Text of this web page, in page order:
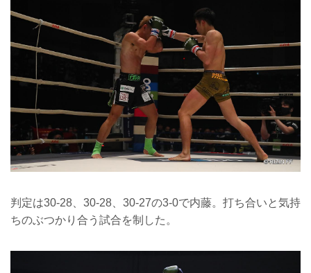
判定は30-28、30-28、30-27の3-0で内藤。打ち合いと気持
ちのぶつかり合う試合を制した。